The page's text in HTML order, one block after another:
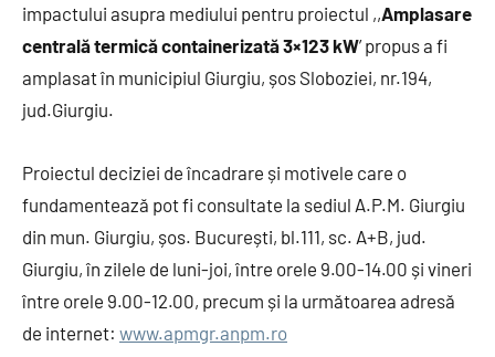
impactului asupra mediului pentru proiectul ,,Amplasare
centrală termică containerizată 3×123 kW’ propus a fi
amplasat în municipiul Giurgiu, șos Sloboziei, nr.194,
jud.Giurgiu.
Proiectul deciziei de încadrare și motivele care o
fundamentează pot fi consultate la sediul A.P.M. Giurgiu
din mun. Giurgiu, șos. București, bl.111, sc. A+B, jud.
Giurgiu, în zilele de luni-joi, între orele 9.00-14.00 și vineri
între orele 9.00-12.00, precum și la următoarea adresă
de internet: www.apmgr.anpm.ro